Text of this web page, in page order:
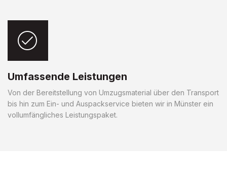
Umfassende Leistungen
Von der Bereitstellung von Umzugsmaterial über den Transport
bis hin zum Ein- und Auspackservice bieten wir in Münster ein
vollumfängliches Leistungspaket.